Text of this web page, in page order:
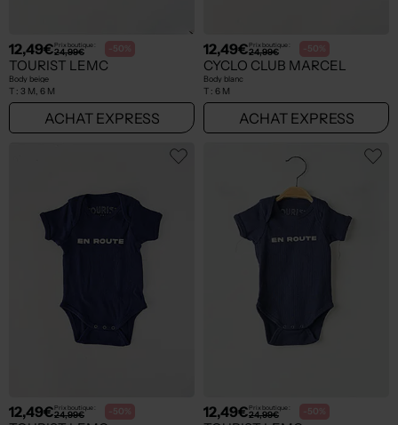
12,49€Prix boutique :
24,99€ -50%
TOURIST LEMC
Body beige
T : 3 M, 6 M
ACHAT EXPRESS
12,49€Prix boutique :
24,99€ -50%
CYCLO CLUB MARCEL
Body blanc
T : 6 M
ACHAT EXPRESS
12,49€Prix boutique :
24,99€ -50% 12,49€Prix boutique :
24,99€ -50%